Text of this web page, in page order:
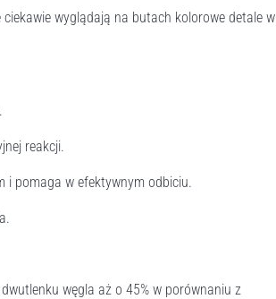
wyglądają na butach kolorowe detale w
reakcji.
i pomaga w efektywnym odbiciu.
węgla aż o 45% w porównaniu z